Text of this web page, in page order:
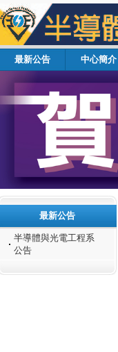
最新公告 中心簡介
最新公告
半導體與光電工程系
公告